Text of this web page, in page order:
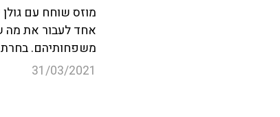
מוזס שוחח עם
אחד לעבור את מה
משפחותיהם.
31/03/2021